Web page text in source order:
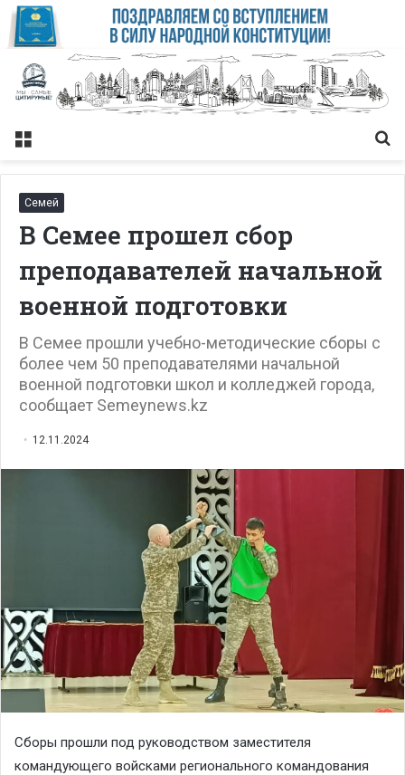
Меню
Семей
В Семее прошел сбор
преподавателей начальной
военной подготовки
В Семее прошли учебно-методические сборы с
более чем 50 преподавателями начальной
военной подготовки школ и колледжей города,
сообщает Semeynews.kz
12.11.2024
Сборы прошли под руководством заместителя
командующего войсками регионального командования